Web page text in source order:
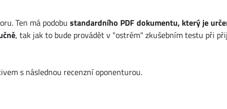
Ten má podobu standardního PDF dokumentu, který je
, tak jak to bude provádět v "ostrém" zkušebním testu při
s následnou recenzní oponenturou.